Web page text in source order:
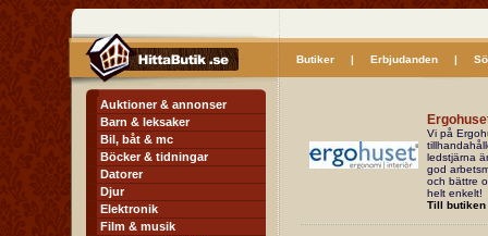
Butiker| Erbjudanden|
Auktioner & annonser
Barn & leksaker
Bil, båt & mc
Böcker & tidningar
Datorer
Djur
Elektronik
Film & musik
Vi på
ledstjärna
god
och bättre
helt enkelt!
Till butiken